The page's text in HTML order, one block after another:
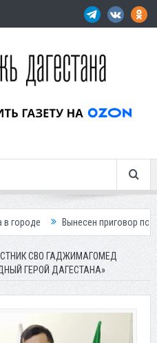
Вынесен приговор по делу о
СВО ГАДЖИМАГОМЕД
ГЕРОЙ ДАГЕСТАНА»